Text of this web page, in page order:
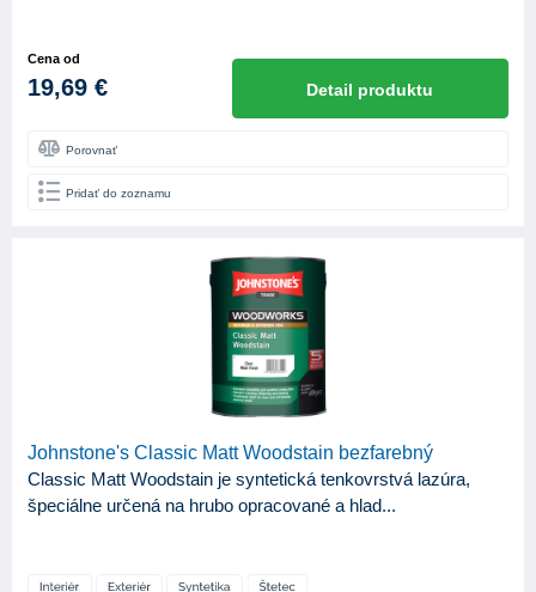
Cena od
19,69 € Detail produktu
Porovnať
Pridať do zoznamu
Johnstone's Classic Matt Woodstain bezfarebný
Classic Matt Woodstain je syntetická tenkovrstvá lazúra,
špeciálne určená na hrubo opracované a hlad...